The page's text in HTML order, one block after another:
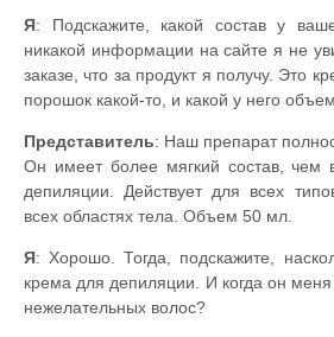
Я: Подскажите, какой состав у
никакой информации на сайте я не
заказе, что за продукт я получу. Это
порошок какой-то, и какой у него
Представитель: Наш препарат
Он имеет более мягкий состав, чем
депиляции. Действует для всех
всех областях тела. Объем 50 мл.
Я: Хорошо. Тогда, подскажите,
крема для депиляции. И когда он
нежелательных волос?